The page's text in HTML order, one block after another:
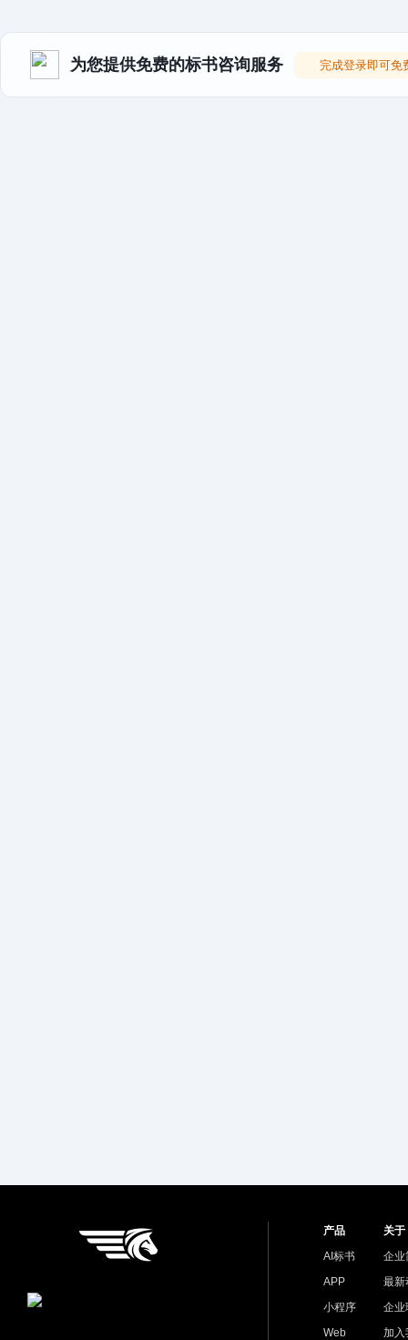
为您提供免费的标书咨询服务 完成登录即可免
产品
AI标书
APP
小程序
Web
关于
企业
最新
企业
加入